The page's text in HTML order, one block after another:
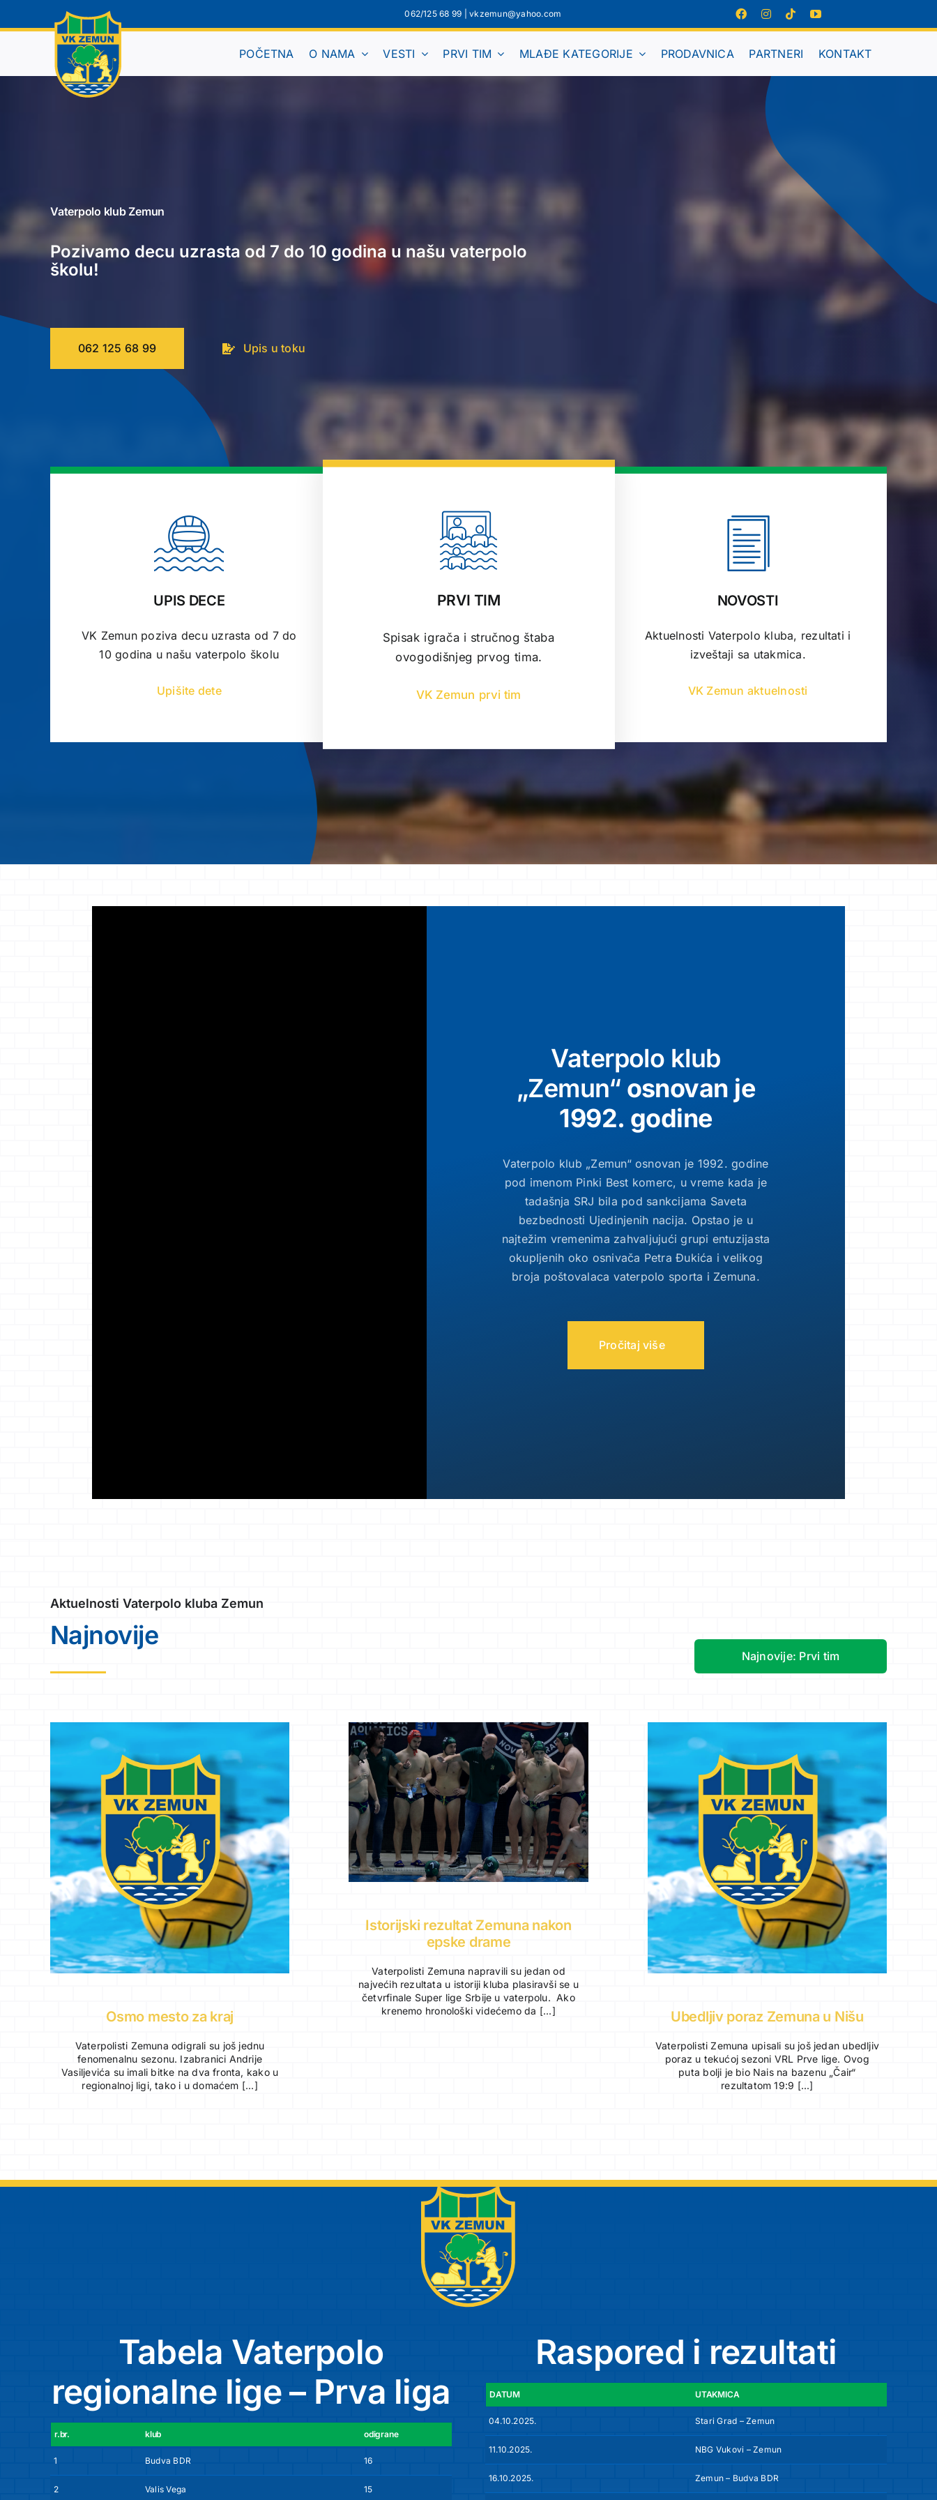
to
062/125 68 99 |vkzemun@yahoo.com
POČETNA O NAMA VESTI PRVI TIM MLAĐE KATEGORIJE PRODAVNICA PARTNERI KONTAKT
Vaterpolo klub Zemun
Pozivamo decu uzrasta od 7 do 10 godina u našu vaterpolo
školu!
062 125 68 99 Upis u toku
UPIS DECE
VK Zemun poziva decu uzrasta od 7 do
10 godina u našu vaterpolo školu
Upišite dete
PRVI TIM
Spisak igrača i stručnog štaba
ovogodišnjeg prvog tima.
VK Zemun prvi tim
NOVOSTI
Aktuelnosti Vaterpolo kluba, rezultati i
izveštaji sa utakmica.
VK Zemun aktuelnosti
Vaterpolo klub
„Zemun“ osnovan je
1992. godine
Vaterpolo klub „Zemun“ osnovan je 1992. godine
pod imenom Pinki Best komerc, u vreme kada je
tadašnja SRJ bila pod sankcijama Saveta
bezbednosti Ujedinjenih nacija. Opstao je u
najtežim vremenima zahvaljujući grupi entuzijasta
okupljenih oko osnivača Petra Đukića i velikog
broja poštovalaca vaterpolo sporta i Zemuna.
Pročitaj više
Aktuelnosti Vaterpolo kluba Zemun
Najnovije
Najnovije: Prvi tim
Osmo mesto za kraj
Vaterpolisti Zemuna odigrali su još jednu
fenomenalnu sezonu. Izabranici Andrije
Vasiljevića su imali bitke na dva fronta, kako u
regionalnoj ligi, tako i u domaćem [...]
Istorijski rezultat Zemuna nakon
epske drame
Vaterpolisti Zemuna napravili su jedan od
najvećih rezultata u istoriji kluba plasiravši se u
četvrfinale Super lige Srbije u vaterpolu. Ako
krenemo hronološki videćemo da [...]
Ubedljiv poraz Zemuna u Nišu
Vaterpolisti Zemuna upisali su još jedan ubedljiv
poraz u tekućoj sezoni VRL Prve lige. Ovog
puta bolji je bio Nais na bazenu „Čair“
rezultatom 19:9 [...]
Tabela Vaterpolo
regionalne lige – Prva liga
r.br. klub odigrane razlika bodovi
1 Budva BDR 16
2 Valis Vega 15
Raspored i rezultati
DATUM UTAKMICA
04.10.2025. Stari Grad – Zemun
11.10.2025. NBG Vukovi – Zemun
16.10.2025. Zemun – Budva BDR